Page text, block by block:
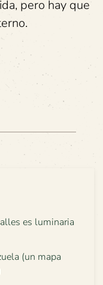
pero hay que
es luminaria
(un mapa